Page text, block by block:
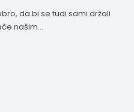
da bi se tudi sami držali
našim...